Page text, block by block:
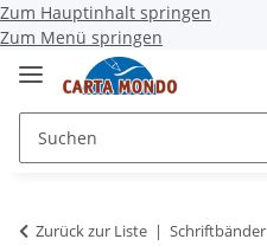
Zum Hauptinhalt springen
Zum Menü springen
Zurück zur Liste Schriftbänder